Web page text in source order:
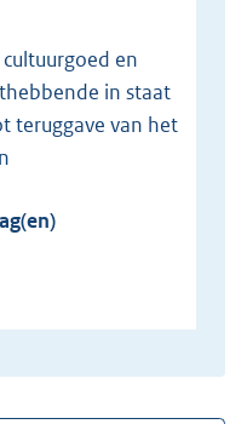
in staat
teruggave van het